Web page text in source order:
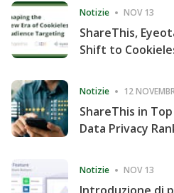
Notizie NOV 13
ShareThis,
Shift to
Notizie 12
ShareThis in
Data Privacy
Notizie NOV 13